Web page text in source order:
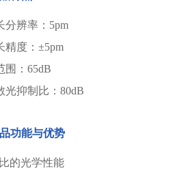
分辨率：5pm
精度：±5pm
围：65dB
光抑制比：80dB
功能与优势
的光学性能